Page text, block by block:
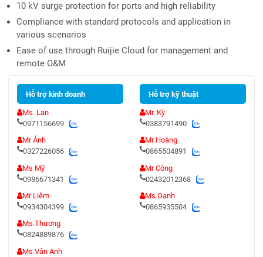
10 kV surge protection for ports and high reliability
Compliance with standard protocols and application in
various scenarios
Ease of use through Ruijie Cloud for management and
remote O&M
Hỗ trợ kinh doanh
Ms. Lan
0971156699
Mr Ánh
0327226056
Ms Mỹ
0986671341
Mr Liêm
0934304399
Ms.Thương
0824889876
Ms.Vân Anh
Hỗ trợ kỹ thuật
Mr. Kỳ
0383791490
Mr Hoàng
0865504891
Mr Công
02432012368
Ms.Oanh
0865935504